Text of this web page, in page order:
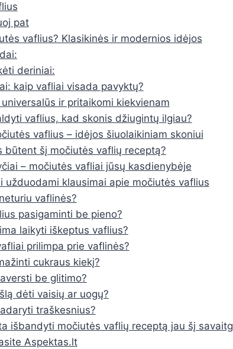
pat
vaflius? Klasikinės ir modernios idėjos
deriniai:
kaip vafliai visada pavyktų?
ir pritaikomi kiekvienam
vaflius, kad skonis džiugintų ilgiau?
vaflius – idėjos šiuolaikiniam skoniui
būtent šį močiutės vaflių receptą?
– močiutės vafliai jūsų kasdienybėje
užduodami klausimai apie močiutės vaflius
vaflinės?
pasigaminti be pieno?
laikyti iškeptus vaflius?
prilimpa prie vaflinės?
cukraus kiekį?
be glitimo?
dėti vaisių ar uogų?
traškesnius?
išbandyti močiutės vaflių receptą jau šį
Aspektas.lt